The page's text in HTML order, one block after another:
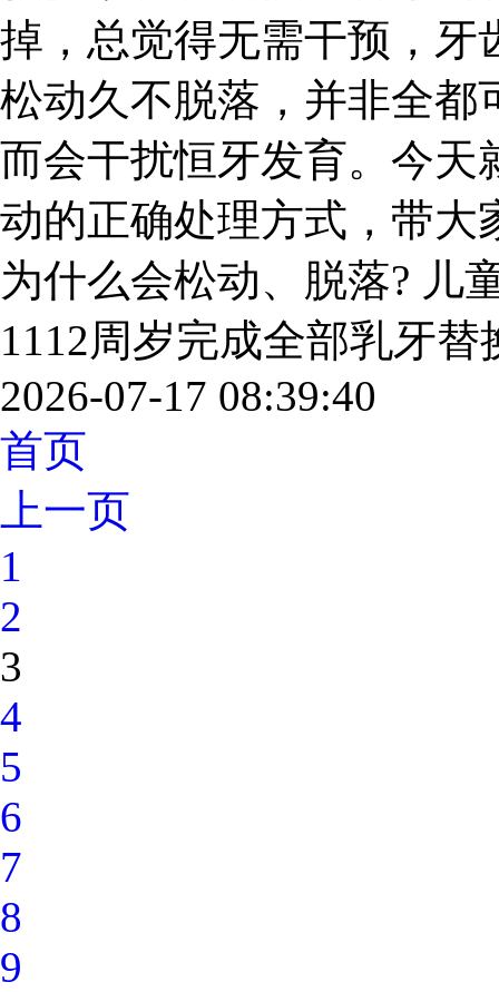
掉，总觉得无需干预，牙
松动久不脱落，并非全都
而会干扰恒牙发育。今天
动的正确处理方式，带大
为什么会松动、脱落? 儿
1112周岁完成全部乳牙
2026-07-17 08:39:40
首页
上一页
1
2
3
4
5
6
7
8
9